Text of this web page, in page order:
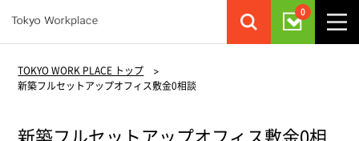
0
TOKYO WORK PLACE トップ >
新築フルセットアップオフィス敷金0相談